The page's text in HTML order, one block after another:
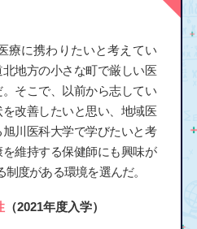
療に携わりたいと考えてい
地方の小さな町で厳しい医
そこで、以前から志してい
改善したいと思い、地域医
川医科大学で学びたいと考
維持する保健師にも興味が
度がある環境を選んだ。
（2021年度入学）